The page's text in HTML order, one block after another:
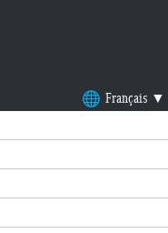
Français ▼